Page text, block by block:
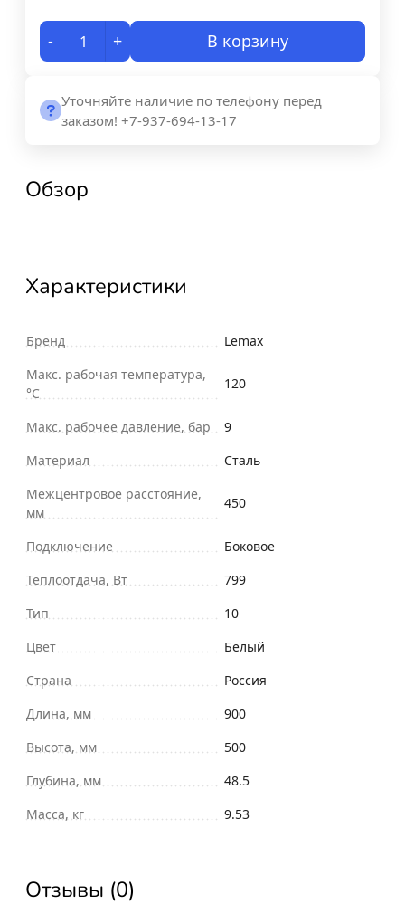
- + В корзину
Уточняйте наличие по телефону перед
заказом! +7-937-694-13-17
Обзор
Характеристики
Бренд
Lemax
Макс. рабочая температура,
°С
120
Макс. рабочее давление, бар
9
Материал
Сталь
Межцентровое расстояние,
мм
450
Подключение
Боковое
Теплоотдача, Вт
799
Тип
10
Цвет
Белый
Страна
Россия
Длина, мм
900
Высота, мм
500
Глубина, мм
48.5
Масса, кг
9.53
Отзывы (0)